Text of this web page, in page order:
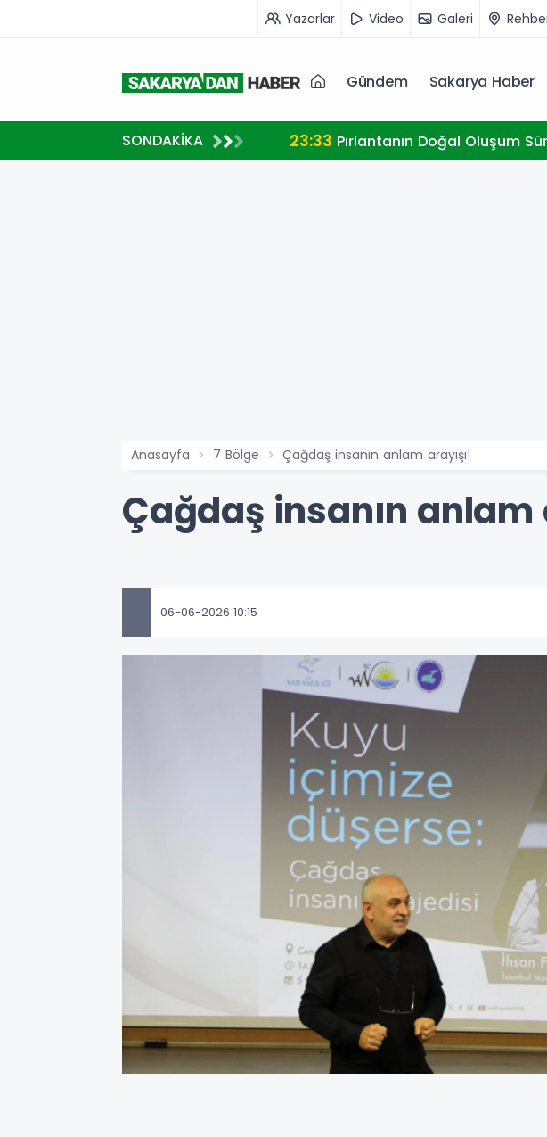
Yazarlar Video Galeri
Gündem Sakarya Haber
SONDAKİKA
MİLLİ TAKIM FORMASI GİYECEK 23:33 Pırlantanın Doğal Oluşum
Anasayfa 7 Bölge Çağdaş insanın anlam arayışı!
Çağdaş insanın anlam
06-06-2026 10:15